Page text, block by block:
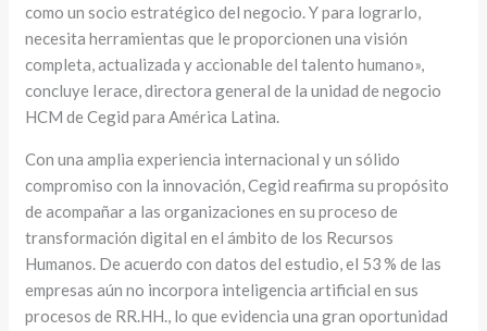
como un socio estratégico del negocio. Y para lograrlo,
necesita herramientas que le proporcionen una visión
completa, actualizada y accionable del talento humano»,
concluye Ierace, directora general de la unidad de negocio
HCM de Cegid para América Latina.
Con una amplia experiencia internacional y un sólido
compromiso con la innovación, Cegid reafirma su propósito
de acompañar a las organizaciones en su proceso de
transformación digital en el ámbito de los Recursos
Humanos. De acuerdo con datos del estudio, el 53 % de las
empresas aún no incorpora inteligencia artificial en sus
procesos de RR.HH., lo que evidencia una gran oportunidad